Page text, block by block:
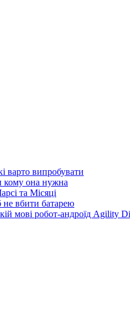
варто випробувати
кому она нужна
та Місяці
вбити батарею
мові робот-андроїд Agility